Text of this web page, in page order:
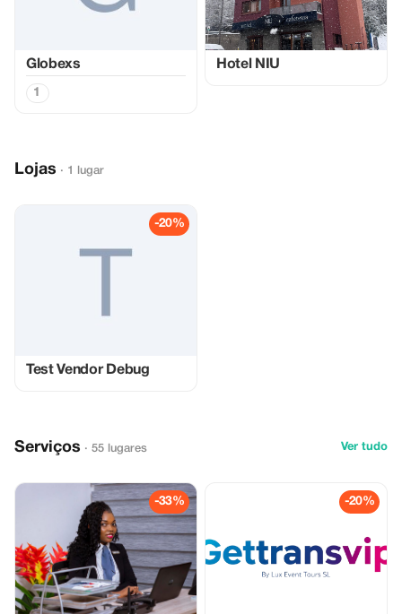
Globexs
1
Hotel NIU
Lojas · 1 lugar
-20%
Test Vendor Debug
Serviços · 55 lugares Ver tudo
-33% -20%